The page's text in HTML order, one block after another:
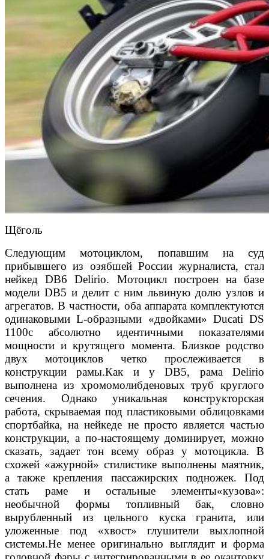
Щёголь
Следующим мотоциклом, попавшим на суд
прибывшего из озябшей России журналиста, стал
нейкед DB6 Delirio. Мотоцикл построен на базе
модели DB5 и делит с ним львиную долю узлов и
агрегатов. В частности, оба аппарата комплектуются
одинаковыми L-образными «двойками» Ducati DS
1100с абсолютно идентичными показателями
мощности и крутящего момента. Близкое родство
двух мотоциклов четко прослеживается в
конструкции рамы.Как и у DB5, рама Delirio
выполнена из хромомолибденовых труб круглого
сечения. Однако уникальная конструкторская
работа, скрываемая под пластиковыми облицовками
спортбайка, на нейкеде не просто является частью
конструкции, а по-настоящему доминирует, можно
сказать, задает тон всему образ у мотоцикла. В
схожей «ажурной» стилистике выполнены маятник,
а также крепления пассажирских подножек. Под
стать раме и остальные элементы«кузова»:
необычной формы топливный бак, словно
вырубленный из цельного куска гранита, или
уложенные под «хвост» глушители выхлопной
системы.Не менее оригинально выглядит и форма